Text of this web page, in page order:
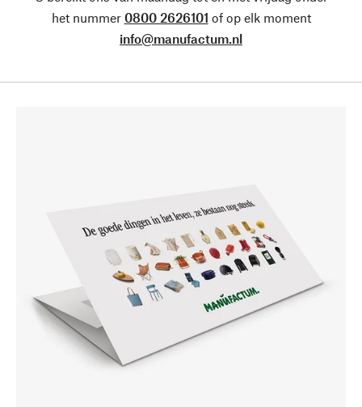
het nummer 0800 2626101 of op elk moment
info@manufactum.nl